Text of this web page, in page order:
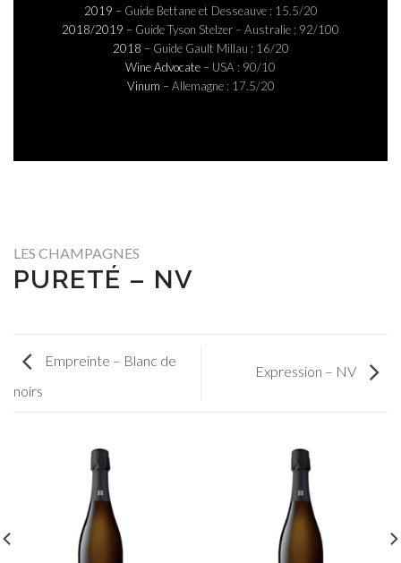
2019 – Guide Bettane et Desseauve : 15.5/20
2018/2019 – Guide Tyson Stelzer – Australie : 92/100
2018 – Guide Gault Millau : 16/20
Wine Advocate – USA : 90/10
Vinum – Allemagne : 17.5/20
LES CHAMPAGNES
PURETÉ – NV
Empreinte – Blanc de
noirs
Expression – NV